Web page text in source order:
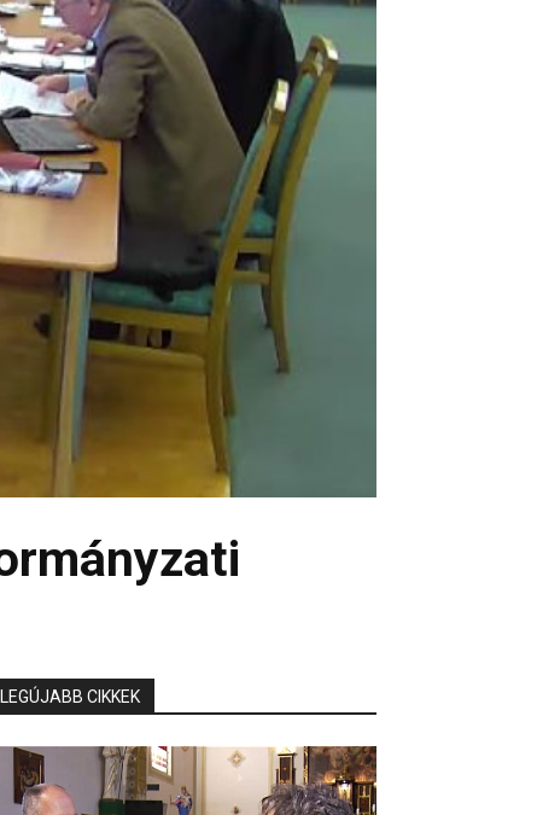
LEGÚJABB CIKKEK